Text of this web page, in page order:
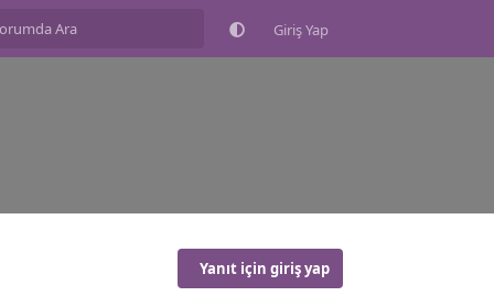
Giriş Yap
Yanıt için giriş yap